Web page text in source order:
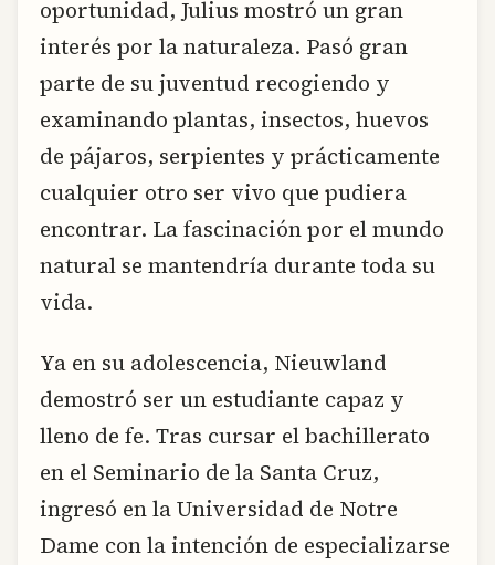
oportunidad, Julius mostró un gran
interés por la naturaleza. Pasó gran
parte de su juventud recogiendo y
examinando plantas, insectos, huevos
de pájaros, serpientes y prácticamente
cualquier otro ser vivo que pudiera
encontrar. La fascinación por el mundo
natural se mantendría durante toda su
vida.
Ya en su adolescencia, Nieuwland
demostró ser un estudiante capaz y
lleno de fe. Tras cursar el bachillerato
en el Seminario de la Santa Cruz,
ingresó en la Universidad de Notre
Dame con la intención de especializarse